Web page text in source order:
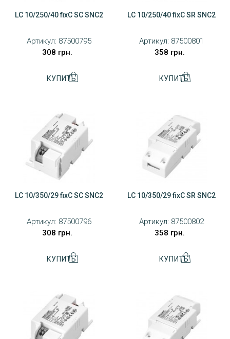
LC 10/250/40 fixC SC SNC2
Артикул: 87500795
308 грн.
LC 10/250/40 fixC SR SNC2
Артикул: 87500801
358 грн.
LC 10/350/29 fixC SC SNC2
Артикул: 87500796
308 грн.
LC 10/350/29 fixC SR SNC2
Артикул: 87500802
358 грн.